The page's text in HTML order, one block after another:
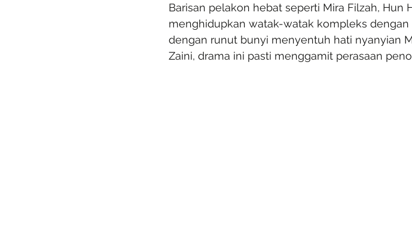
Barisan pelakon hebat seperti Mira Filzah, Hun
menghidupkan watak-watak kompleks
dengan runut bunyi menyentuh hati nyanyian
Zaini, drama ini pasti menggamit perasaan